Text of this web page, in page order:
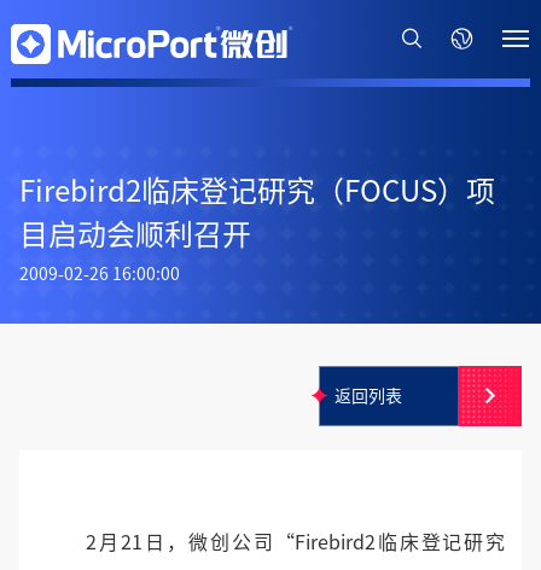
Firebird2临床登记研究（FOCUS）项
目启动会顺利召开
2009-02-26 16:00:00
返回列表
2月21日，微创公司“Firebird2临床登记研究